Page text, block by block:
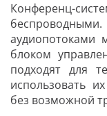
Конференц-
аудиопотоками
блоком
подходят для
использовать
без возможной